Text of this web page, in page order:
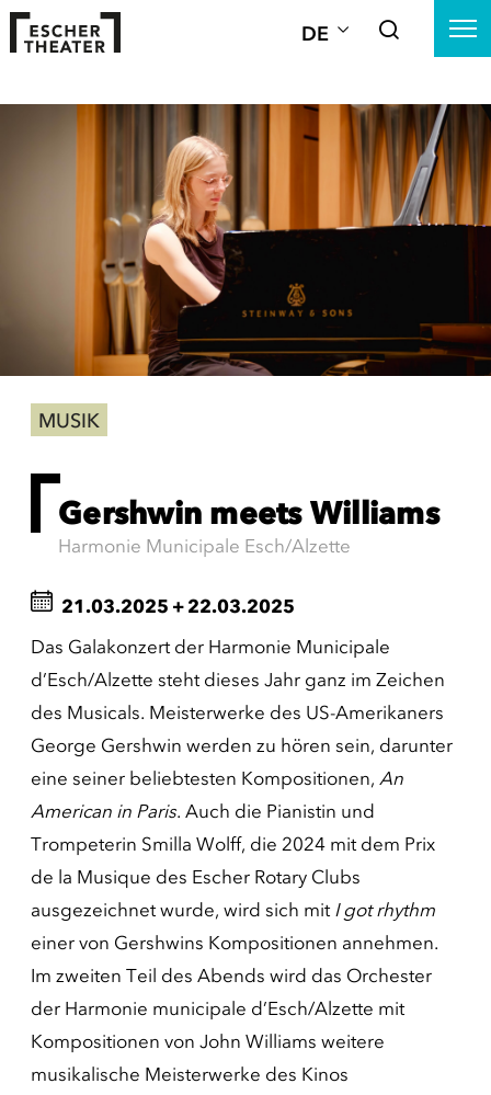
DE
MUSIK
Gershwin meets Williams
Harmonie Municipale Esch/Alzette
21.03.2025 + 22.03.2025
Das Galakonzert der Harmonie Municipale
d’Esch/Alzette steht dieses Jahr ganz im Zeichen
des Musicals. Meisterwerke des US-Amerikaners
George Gershwin werden zu hören sein, darunter
eine seiner beliebtesten Kompositionen, An
American in Paris. Auch die Pianistin und
Trompeterin Smilla Wolff, die 2024 mit dem Prix
de la Musique des Escher Rotary Clubs
ausgezeichnet wurde, wird sich mit I got rhythm
einer von Gershwins Kompositionen annehmen.
Im zweiten Teil des Abends wird das Orchester
der Harmonie municipale d’Esch/Alzette mit
Kompositionen von John Williams weitere
musikalische Meisterwerke des Kinos